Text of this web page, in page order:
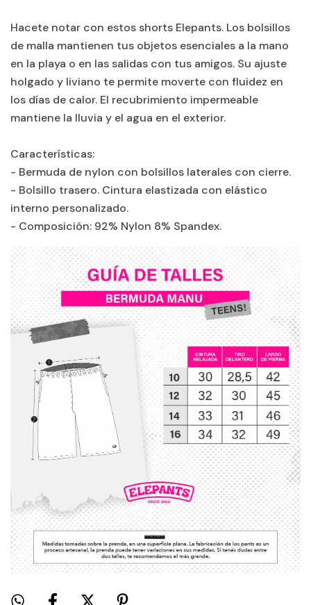
Hacete notar con estos shorts Elepants. Los bolsillos
de malla mantienen tus objetos esenciales a la mano
en la playa o en las salidas con tus amigos. Su ajuste
holgado y liviano te permite moverte con fluidez en
los días de calor. El recubrimiento impermeable
mantiene la lluvia y el agua en el exterior.
Características:
- Bermuda de nylon con bolsillos laterales con cierre.
- Bolsillo trasero. Cintura elastizada con elástico
interno personalizado.
- Composición: 92% Nylon 8% Spandex.